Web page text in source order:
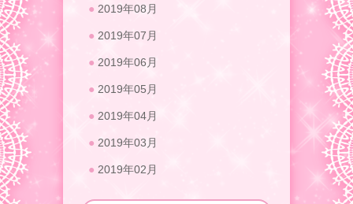
2019年08月
2019年07月
2019年06月
2019年05月
2019年04月
2019年03月
2019年02月